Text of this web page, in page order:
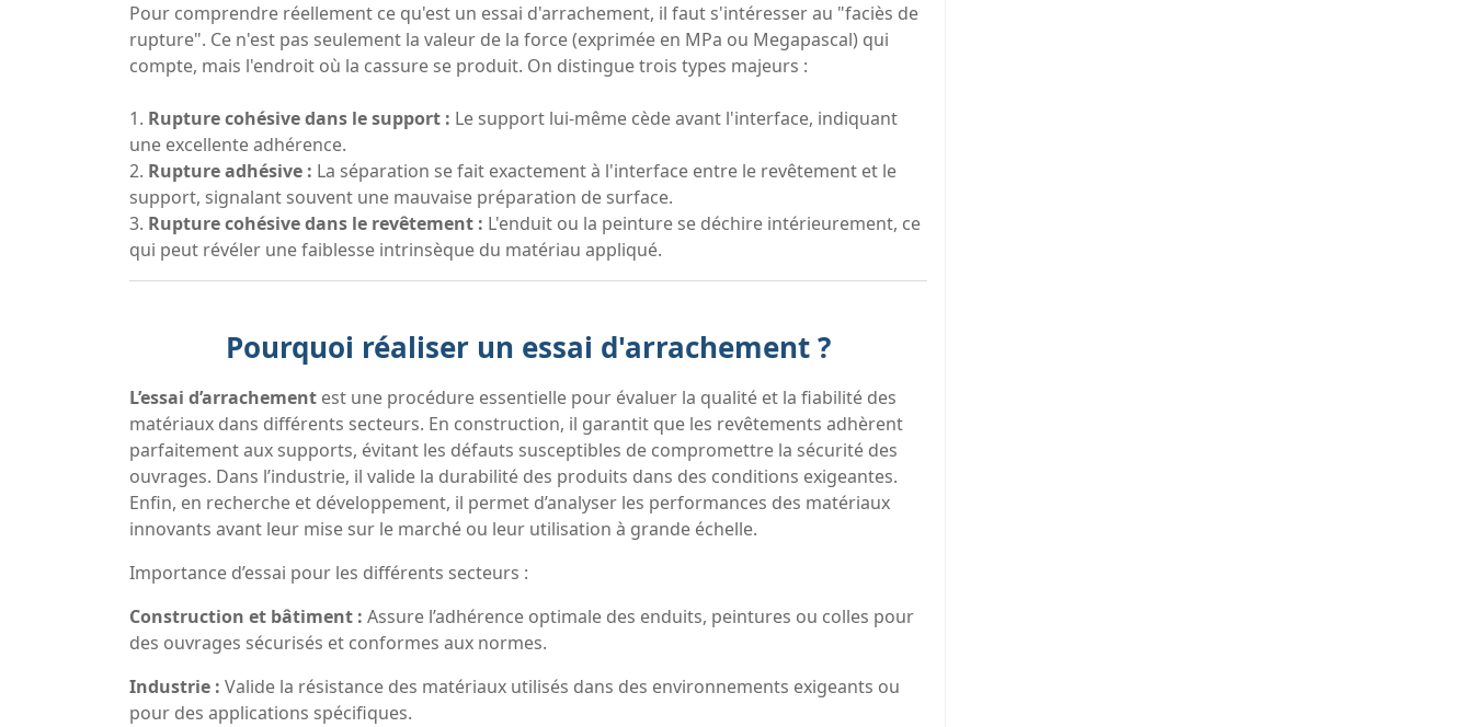
Pour comprendre réellement ce qu'est un essai d'arrachement, il faut s'intéresser au "faciès de
rupture". Ce n'est pas seulement la valeur de la force (exprimée en MPa ou Megapascal) qui
compte, mais l'endroit où la cassure se produit. On distingue trois types majeurs :
1. Rupture cohésive dans le support : Le support lui-même cède avant l'interface, indiquant
une excellente adhérence.
2. Rupture adhésive : La séparation se fait exactement à l'interface entre le revêtement et le
support, signalant souvent une mauvaise préparation de surface.
3. Rupture cohésive dans le revêtement : L'enduit ou la peinture se déchire intérieurement, ce
qui peut révéler une faiblesse intrinsèque du matériau appliqué.
Pourquoi réaliser un essai d'arrachement ?
L’essai d’arrachement est une procédure essentielle pour évaluer la qualité et la fiabilité des
matériaux dans différents secteurs. En construction, il garantit que les revêtements adhèrent
parfaitement aux supports, évitant les défauts susceptibles de compromettre la sécurité des
ouvrages. Dans l’industrie, il valide la durabilité des produits dans des conditions exigeantes.
Enfin, en recherche et développement, il permet d’analyser les performances des matériaux
innovants avant leur mise sur le marché ou leur utilisation à grande échelle.
Importance d’essai pour les différents secteurs :
Construction et bâtiment : Assure l’adhérence optimale des enduits, peintures ou colles pour
des ouvrages sécurisés et conformes aux normes.
Industrie : Valide la résistance des matériaux utilisés dans des environnements exigeants ou
pour des applications spécifiques.